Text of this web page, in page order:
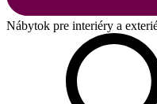
Nábytok pre interiéry a